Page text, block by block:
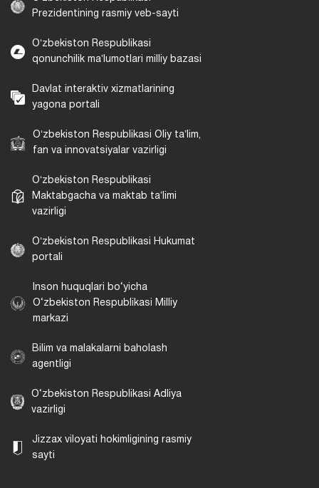
Prezidentining rasmiy veb-sayti
Oʻzbekiston Respublikasi
qonunchilik maʼlumotlari milliy bazasi
Davlat interaktiv xizmatlarining
yagona portali
Oʻzbekiston Respublikasi Oliy taʼlim,
fan va innovatsiyalar vazirligi
Oʻzbekiston Respublikasi
Maktabgacha va maktab taʼlimi
vazirligi
Oʻzbekiston Respublikasi Hukumat
portali
Inson huquqlari bo‘yicha
O‘zbekiston Respublikasi Milliy
markazi
Bilim va malakalarni baholash
agentligi
O‘zbekiston Respublikasi Adliya
vazirligi
Jizzax viloyati hokimligining rasmiy
sayti